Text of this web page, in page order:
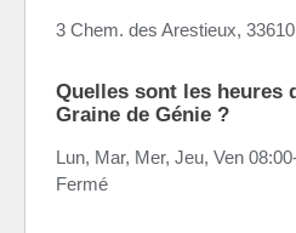
3 Chem. des Arestieux,
Quelles sont les heures
Graine de Génie ?
Lun, Mar, Mer, Jeu, Ven
Fermé